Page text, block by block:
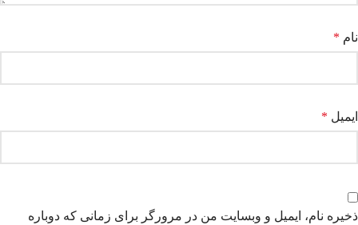
نام *
ایمیل *
ذخیره نام، ایمیل و وبسایت من در مرورگر برای زمانی که دوباره